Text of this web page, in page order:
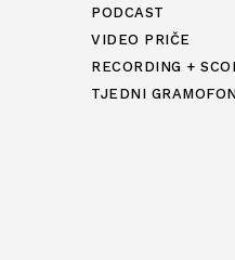
PODCAST
VIDEO PRIČE
RECORDING +
TJEDNI GRAMOFON